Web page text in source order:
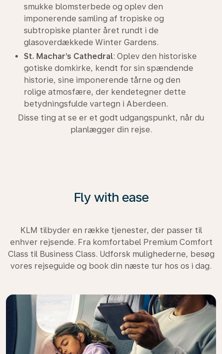
smukke blomsterbede og oplev den
imponerende samling af tropiske og
subtropiske planter året rundt i de
glasoverdækkede Winter Gardens.
St. Machar’s Cathedral: Oplev den historiske
gotiske domkirke, kendt for sin spændende
historie, sine imponerende tårne og den
rolige atmosfære, der kendetegner dette
betydningsfulde vartegn i Aberdeen.
Disse ting at se er et godt udgangspunkt, når du
planlægger din rejse.
Fly with ease
KLM tilbyder en række tjenester, der passer til
enhver rejsende. Fra komfortabel Premium Comfort
Class til Business Class. Udforsk mulighederne, besøg
vores rejseguide og book din næste tur hos os i dag.